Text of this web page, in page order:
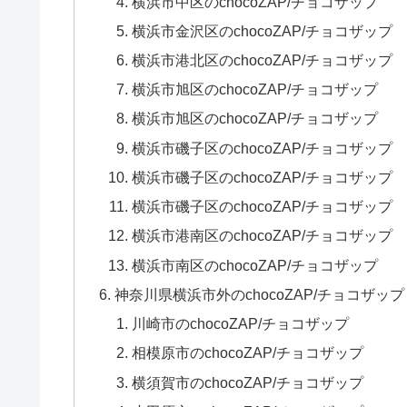
横浜市金沢区のchocoZAP/チョコザップ
横浜市港北区のchocoZAP/チョコザップ
横浜市旭区のchocoZAP/チョコザップ
横浜市旭区のchocoZAP/チョコザップ
横浜市磯子区のchocoZAP/チョコザップ
横浜市磯子区のchocoZAP/チョコザップ
横浜市磯子区のchocoZAP/チョコザップ
横浜市港南区のchocoZAP/チョコザップ
横浜市南区のchocoZAP/チョコザップ
神奈川県横浜市外のchocoZAP/チョコザッ
川崎市のchocoZAP/チョコザップ
相模原市のchocoZAP/チョコザップ
横須賀市のchocoZAP/チョコザップ